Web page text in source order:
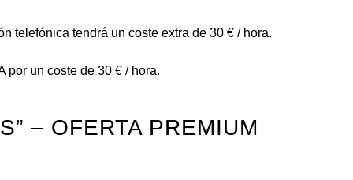
telefónica tendrá un coste extra de 30 € / hora.
por un coste de 30 € / hora.
– OFERTA PREMIUM